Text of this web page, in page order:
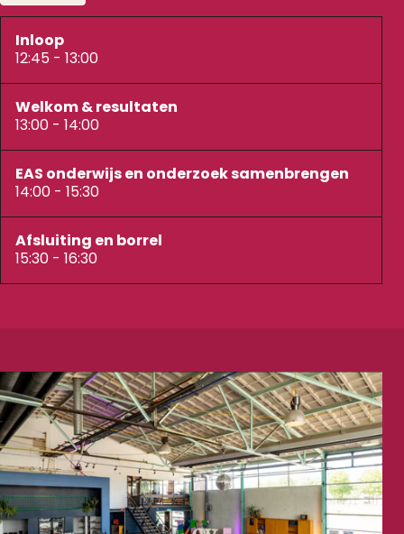
Inloop
12:45 - 13:00
Welkom & resultaten
13:00 - 14:00
EAS onderwijs en onderzoek samenbrengen
14:00 - 15:30
Afsluiting en borrel
15:30 - 16:30